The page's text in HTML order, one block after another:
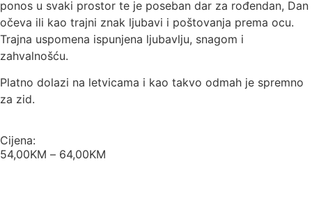
ponos u svaki prostor te je poseban dar za rođendan, Dan
očeva ili kao trajni znak ljubavi i poštovanja prema ocu.
Trajna uspomena ispunjena ljubavlju, snagom i
zahvalnošću.
Platno dolazi na letvicama i kao takvo odmah je spremno
za zid.
Cijena:
54,00KM – 64,00KM